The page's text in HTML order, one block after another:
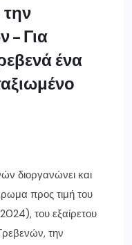
– Για
ένα
διοργανώνει και
προς τιμή του
του εξαίρετου
την